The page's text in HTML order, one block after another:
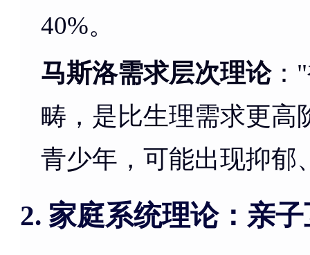
40%。
马斯洛需求层次理论：
畴，是比生理需求更高
青少年，可能出现抑郁
2. 家庭系统理论：亲